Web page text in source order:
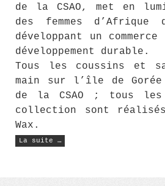
de la CSAO, met en
des femmes d’Afrique
développant un
développement durable.
Tous les coussins et
main sur l’île de Gorée
de la CSAO ; tous les
collection sont
Wax.
La suite …
« Le
Jean-